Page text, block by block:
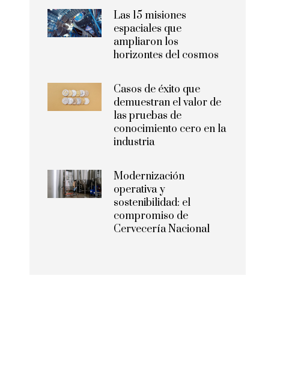
Las 15 misiones
espaciales que
ampliaron los
horizontes del cosmos
Casos de éxito que
demuestran el valor de
las pruebas de
conocimiento cero en la
industria
Modernización
operativa y
sostenibilidad: el
compromiso de
Cervecería Nacional